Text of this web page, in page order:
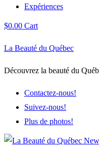
Expériences
$0.00 Cart
La Beauté du Québec
Découvrez la beauté du
Contactez-nous!
Suivez-nous!
Plus de photos!